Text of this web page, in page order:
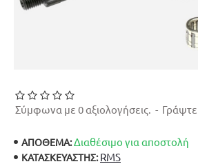
ΑΠΟΘΕΜΑ:Διαθέσιμο για αποστολή
ΚΑΤΑΣΚΕΥΑΣΤΉΣ: RMS
Σύμφωνα με 0 αξιολογήσεις. -